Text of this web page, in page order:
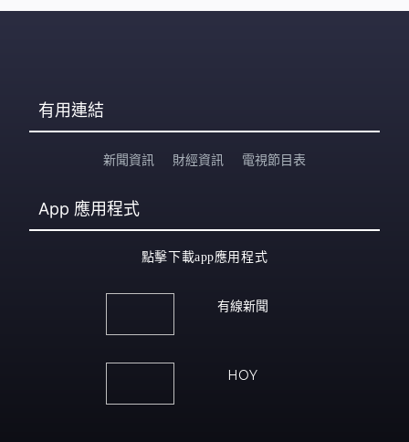
有用連結
新聞資訊 財經資訊 電視節目表
App 應用程式
點擊下載app應用程式
有線新聞
HOY